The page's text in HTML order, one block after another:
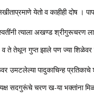
येतो व काहीही दोष ।
त्याला अखण्ड श्रीगुरूचरण
ते तेथून गुप्त झाले पण ज्या शिळेवर
उमटलेल्या पादुकाचिन्ह
सदगुरूंचे चरण ख-या भक्तांना